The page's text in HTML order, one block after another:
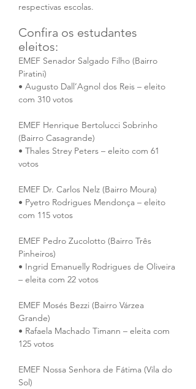
respectivas escolas.
Confira os estudantes
eleitos:
EMEF Senador Salgado Filho (Bairro
Piratini)
• Augusto Dall’Agnol dos Reis – eleito
com 310 votos
EMEF Henrique Bertolucci Sobrinho
(Bairro Casagrande)
• Thales Strey Peters – eleito com 61
votos
EMEF Dr. Carlos Nelz (Bairro Moura)
• Pyetro Rodrigues Mendonça – eleito
com 115 votos
EMEF Pedro Zucolotto (Bairro Três
Pinheiros)
• Ingrid Emanuelly Rodrigues de Oliveira
– eleita com 22 votos
EMEF Mosés Bezzi (Bairro Várzea
Grande)
• Rafaela Machado Timann – eleita com
125 votos
EMEF Nossa Senhora de Fátima (Vila do
Sol)